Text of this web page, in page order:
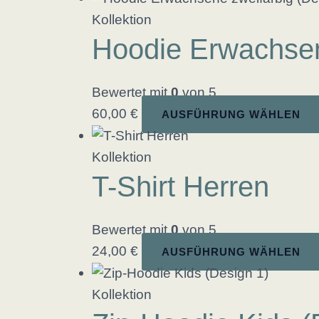
Kollektion
Hoodie
Bewertet mit0von 5
60,00 € AUSFÜHRUNG WÄHLEN
Kollektion
T-Shirt Herren
Bewertet mit0von 5
24,00 € AUSFÜHRUNG WÄHLEN
Kollektion